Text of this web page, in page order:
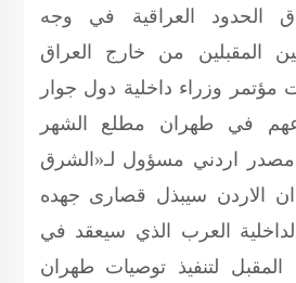
الحدود العراقية في وجه
المقبلين من خارج العراق
مؤتمر وزراء داخلية دول جوار
في طهران مطلع الشهر
مصدر اردني مسؤول لـ«الشرق
الاردن سيبذل قصارى جهده
العرب الذي سيعقد في
لتنفيذ توصيات طهران